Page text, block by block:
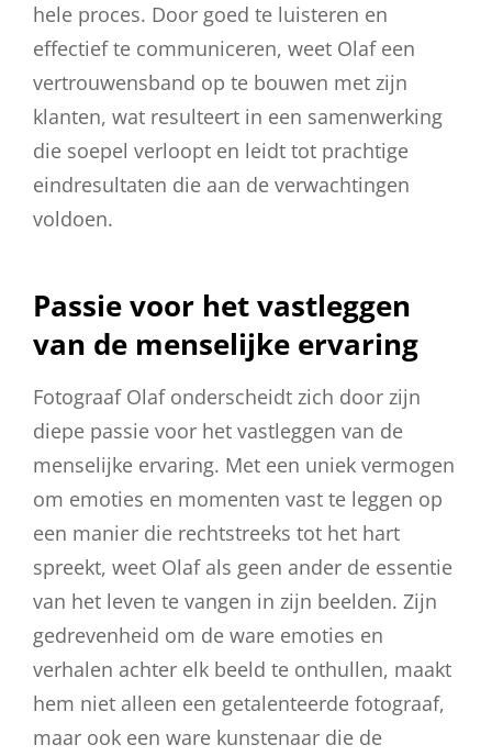
hele proces. Door goed te luisteren en
effectief te communiceren, weet Olaf een
vertrouwensband op te bouwen met zijn
klanten, wat resulteert in een samenwerking
die soepel verloopt en leidt tot prachtige
eindresultaten die aan de verwachtingen
voldoen.
Passie voor het vastleggen
van de menselijke ervaring
Fotograaf Olaf onderscheidt zich door zijn
diepe passie voor het vastleggen van de
menselijke ervaring. Met een uniek vermogen
om emoties en momenten vast te leggen op
een manier die rechtstreeks tot het hart
spreekt, weet Olaf als geen ander de essentie
van het leven te vangen in zijn beelden. Zijn
gedrevenheid om de ware emoties en
verhalen achter elk beeld te onthullen, maakt
hem niet alleen een getalenteerde fotograaf,
maar ook een ware kunstenaar die de